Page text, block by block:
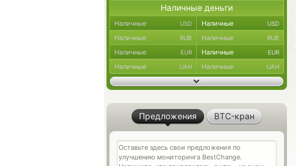
Наличные деньги
Наличные USD Наличные USD
Наличные RUB Наличные RUB
Наличные EUR Наличные EUR
Наличные UAH Наличные UAH
Предложения BTC-кран